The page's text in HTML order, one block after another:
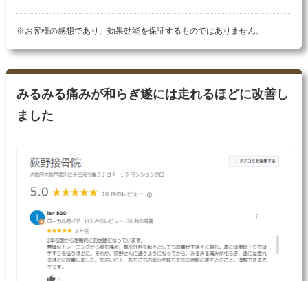
※お客様の感想であり、効果効能を保証するものではありません。
みるみる痛みが和らぎ遂には走れるほどに改善し
ました